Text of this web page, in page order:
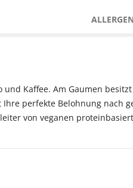
Kaffee. Am Gaumen
perfekte Belohnung nach
von veganen